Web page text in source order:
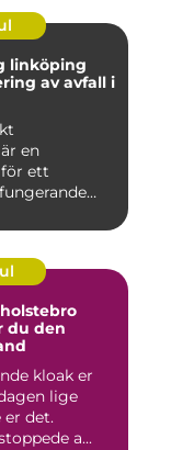
linköping
av avfall i
en
ett
du den
kloak er
lige
er det.
a...